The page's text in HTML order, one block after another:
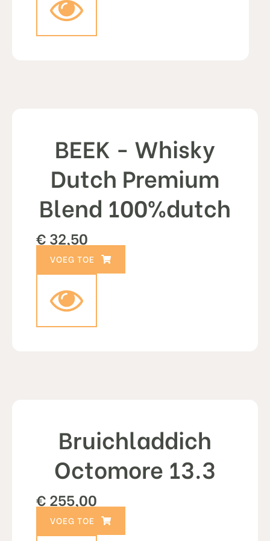
BEEK - Whisky
Dutch Premium
Blend 100%dutch
€ 32,50
Bruichladdich
Octomore 13.3
€ 255,00